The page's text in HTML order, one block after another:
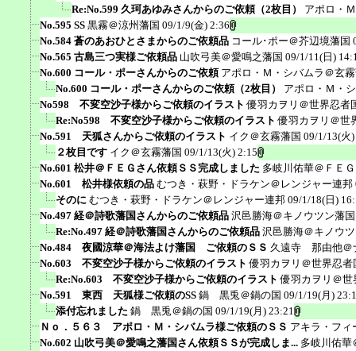
Re:No.599 久珂あゆみさんからのご依頼（2枚目）
アポロ・
No.595 SS 黒霧＠涼州藩国 09/1/9(金) 2:36
No.584 蒼のあおひとさまからのご依頼品 コール･ポー＠芥辺境藩国
No.565 古島三つ実様ご依頼品 山吹弓美＠愛鳴之藩国 09/1/11(日)
No.600 コール・ポーさんからのご依頼 アポロ・Ｍ・シバムラ＠玄
No.600 コール・ポーさんからのご依頼（2枚目）
アポロ・Ｍ・
No598 不変空沙子様からご依頼のイラスト 優羽カヲリ＠世界忍者
Re:No598 不変空沙子様からご依頼のイラスト 優羽カヲリ＠世
No.591 天狐さんからご依頼のイラスト イク＠玄霧藩国 09/1/13(火
２枚目です イク＠玄霧藩国 09/1/13(火) 2:15
No.601 松井＠ＦＥＧさん依頼ＳＳ完成しました 多岐川佑華＠ＦＥＧ
No.601 松井様依頼の品 むつき・萩野・ドラケン＠レンジャー連邦
そのに むつき・萩野・ドラケン＠レンジャー連邦 09/1/18(日)
No.497 経＠詩歌藩国さんからのご依頼品 沢邑勝海＠キノウツン藩国
Re:No.497 経＠詩歌藩国さんからのご依頼品 沢邑勝海＠キノウ
No.484 夜國涼華＠海法よけ藩国 ご依頼のＳＳ 久遠寺 那由他＠
No.603 不変空沙子様からご依頼のイラスト 優羽カヲリ＠世界忍者
Re:No.603 不変空沙子様からご依頼のイラスト 優羽カヲリ＠世
No.591 東西 天狐様ご依頼のSS 鍋 黒兎＠鍋の国 09/1/19(月)
添付忘れました 鍋 黒兎＠鍋の国 09/1/19(月) 23:21
Ｎｏ．５６３ アポロ・Ｍ・シバムラ様ご依頼のＳＳ アキラ・フィ
No.602 山吹弓美＠愛鳴之藩国さん依頼ＳＳが完成しま... 多岐川佑華